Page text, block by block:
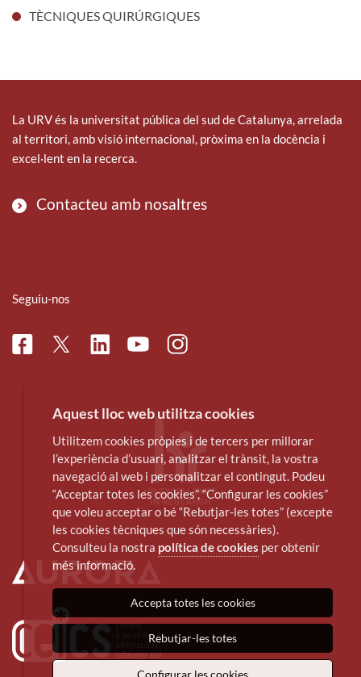
TÈCNIQUES QUIRÚRGIQUES
La URV és la universitat pública del sud de Catalunya, arrelada
al territori, amb visió internacional, pròxima en la docència i
excel·lent en la recerca.
Contacteu amb nosaltres
Seguiu-nos
FacebookTwitterLinkedinYoutubeInstagram
Aquest lloc web utilitza cookies
Utilitzem cookies pròpies i de tercers per millorar
l’experiència d’usuari, analitzar el trànsit, la vostra
navegació al web i personalitzar el contingut. Podeu
“Acceptar totes les cookies”, “Configurar les cookies”
que voleu acceptar o bé “Rebutjar-les totes” (excepte
les cookies tècniques que són necessàries).
Consulteu la nostra política de cookies per obtenir
més informació.
Accepta totes les cookies
Rebutjar-les totes
Configurar les cookies